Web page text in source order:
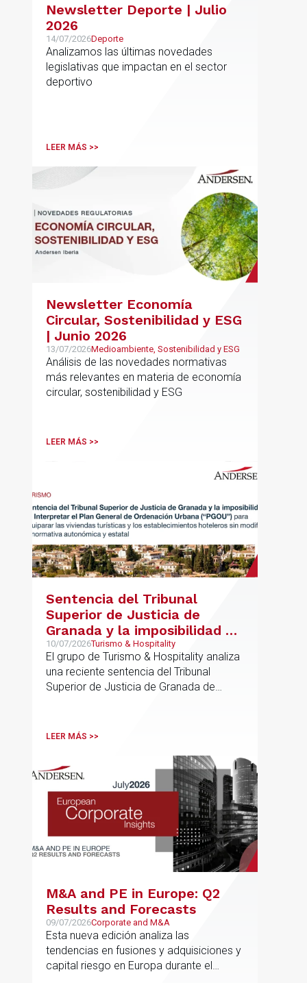
Newsletter Deporte | Julio
2026
14/07/2026Deporte
Analizamos las últimas novedades
legislativas que impactan en el sector
deportivo
LEER MÁS >>
Newsletter Economía
Circular, Sostenibilidad y ESG
| Junio 2026
13/07/2026Medioambiente, Sostenibilidad y ESG
Análisis de las novedades normativas
más relevantes en materia de economía
circular, sostenibilidad y ESG
LEER MÁS >>
Sentencia del Tribunal
Superior de Justicia de
Granada y la imposibilidad de
Interpretar el Plan General
de Ordenación Urbana
(“PGOU”) para equiparar las
viviendas turísticas y los
autonómica y estatal
10/07/2026Turismo & Hospitality
El grupo de Turismo & Hospitality analiza
una reciente sentencia del Tribunal
Superior de Justicia de Granada de
LEER MÁS >>
M&A and PE in Europe: Q2
Results and Forecasts
09/07/2026Corporate and M&A
Esta nueva edición analiza las
tendencias en fusiones y adquisiciones y
capital riesgo en Europa durante el